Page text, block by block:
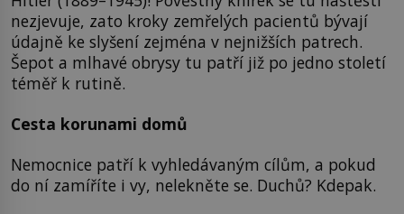
nezjevuje, zato kroky zemřelých pacientů bývají
údajně ke slyšení zejména v nejnižších patrech.
Šepot a mlhavé obrysy tu patří již po jedno století
téměř k rutině.
Cesta korunami domů
Nemocnice patří k vyhledávaným cílům, a pokud
do ní zamíříte i vy, nelekněte se. Duchů? Kdepak.